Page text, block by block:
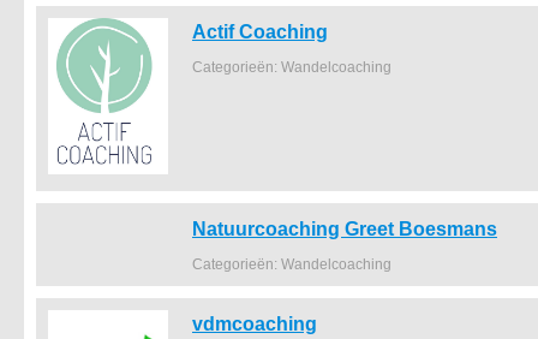
Actif Coaching
Categorieën: Wandelcoaching
Natuurcoaching Greet Boesmans
Categorieën: Wandelcoaching
vdmcoaching